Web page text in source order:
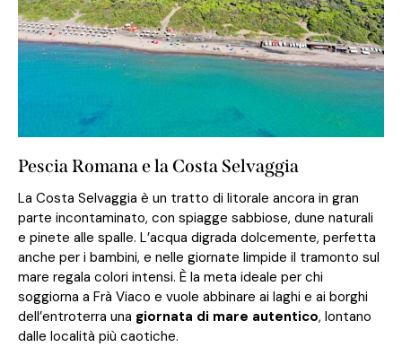
Pescia Romana e la Costa Selvaggia
La Costa Selvaggia è un tratto di litorale ancora in gran
parte incontaminato, con spiagge sabbiose, dune naturali
e pinete alle spalle. L’acqua digrada dolcemente, perfetta
anche per i bambini, e nelle giornate limpide il tramonto sul
mare regala colori intensi. È la meta ideale per chi
soggiorna a Frà Viaco e vuole abbinare ai laghi e ai borghi
dell’entroterra una giornata di mare autentico, lontano
dalle località più caotiche.